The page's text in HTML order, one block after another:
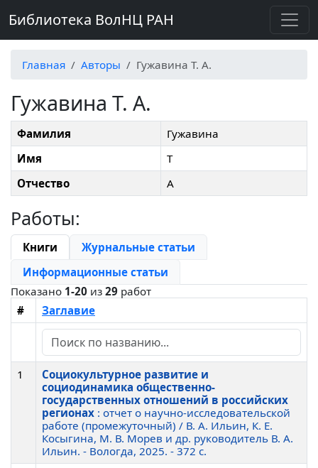
Библиотека ВолНЦ РАН
Главная Авторы Гужавина Т. А.
Гужавина Т. А.
Фамилия
Гужавина
Имя
Т
Отчество
А
Работы:
Книги
Журнальные статьи
Информационные статьи
Показано 1-20 из 29 работ
#
Заглавие
1
Социокультурное развитие и
социодинамика общественно-
государственных отношений в российских
регионах : отчет о научно-исследовательской
работе (промежуточный) / В. А. Ильин, К. Е.
Косыгина, М. В. Морев и др. руководитель В. А.
Ильин. - Вологда, 2025. - 372 c.